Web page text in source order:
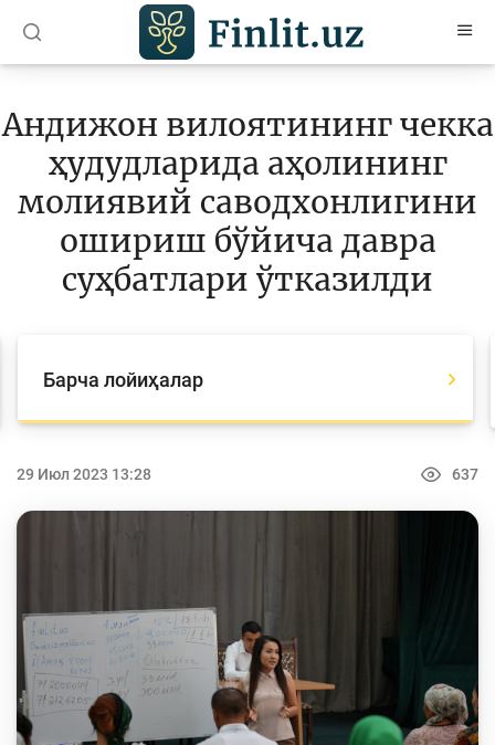
Мақолалар
Ўқув қўлланмалар
Лойиҳалар
Барча лойиҳалар
Танловлар
ОАВда лойиҳалар
Ўқув материаллари
Андижон вилоятининг чекка
ҳудудларида аҳолининг
молиявий саводхонлигини
ошириш бўйича давра
суҳбатлари ўтказилди
Барча лойиҳалар
29 Июл 2023 13:28 637